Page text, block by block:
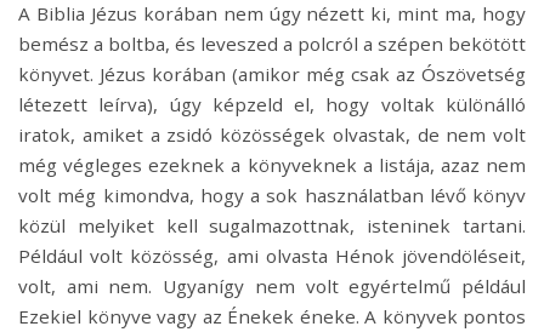
A Biblia Jézus korában nem úgy nézett ki, mint ma, hogy
bemész a boltba, és leveszed a polcról a szépen bekötött
könyvet. Jézus korában (amikor még csak az Ószövetség
létezett leírva), úgy képzeld el, hogy voltak különálló
iratok, amiket a zsidó közösségek olvastak, de nem volt
még végleges ezeknek a könyveknek a listája, azaz nem
volt még kimondva, hogy a sok használatban lévő könyv
közül melyiket kell sugalmazottnak, isteninek tartani.
Például volt közösség, ami olvasta Hénok jövendöléseit,
volt, ami nem. Ugyanígy nem volt egyértelmű például
Ezekiel könyve vagy az Énekek éneke. A könyvek pontos